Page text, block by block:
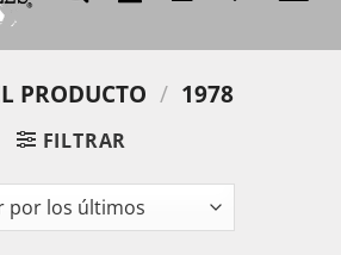
PRODUCTO / 1978
FILTRAR